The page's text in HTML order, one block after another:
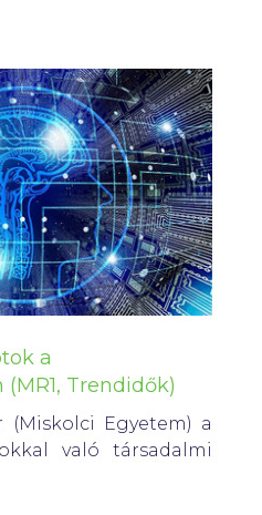
a
Trendidők)
(Miskolci Egyetem) a
való társadalmi